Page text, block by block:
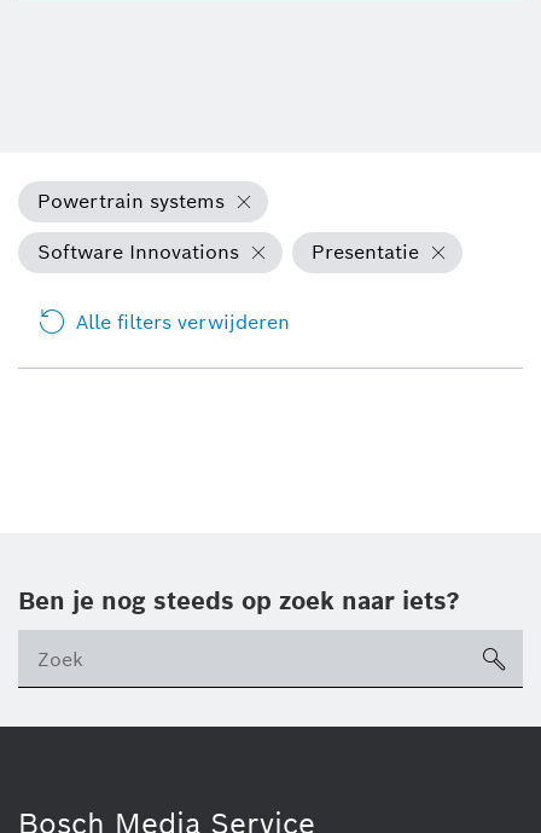
Powertrain systems
Software Innovations
Presentatie
Alle filters verwijderen
Ben je nog steeds op zoek naar iets?
Bosch Media Service